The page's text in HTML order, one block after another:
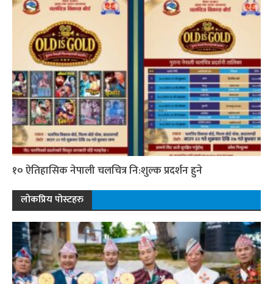
१० ऐतिहासिक नेपाली चलचित्र नि:शुल्क प्रदर्शन हुने
लोकप्रिय पोस्टहरु